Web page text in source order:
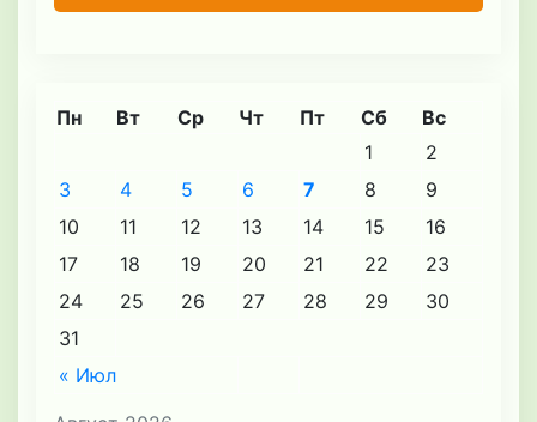
Пн Вт Ср Чт Пт Сб Вс
« Июл
1
2
3
4 5 6 7 8
9
10
11 12 13 14 15
16
17
18 19 20 21 22
23
24
25 26 27 28 29
30
31